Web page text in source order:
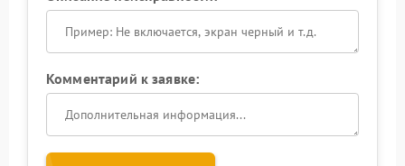
Комментарий к заявке: